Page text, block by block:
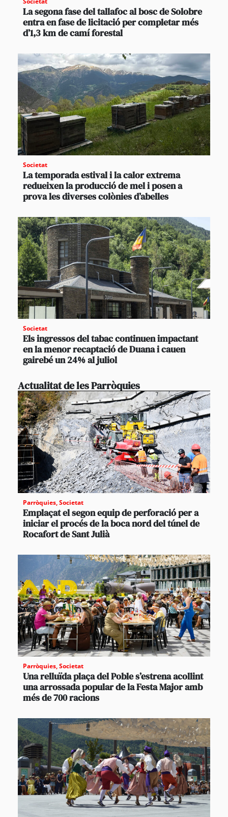
La segona fase del tallafoc al bosc de Solobre
entra en fase de licitació per completar més
d’1,3 km de camí forestal
Societat
La temporada estival i la calor extrema
redueixen la producció de mel i posen a
prova les diverses colònies d’abelles
Societat
Els ingressos del tabac continuen impactant
en la menor recaptació de Duana i cauen
gairebé un 24% al juliol
Actualitat de les Parròquies
Parròquies,Societat
Emplaçat el segon equip de perforació per a
iniciar el procés de la boca nord del túnel de
Rocafort de Sant Julià
Parròquies,Societat
Una relluïda plaça del Poble s’estrena acollint
una arrossada popular de la Festa Major amb
més de 700 racions